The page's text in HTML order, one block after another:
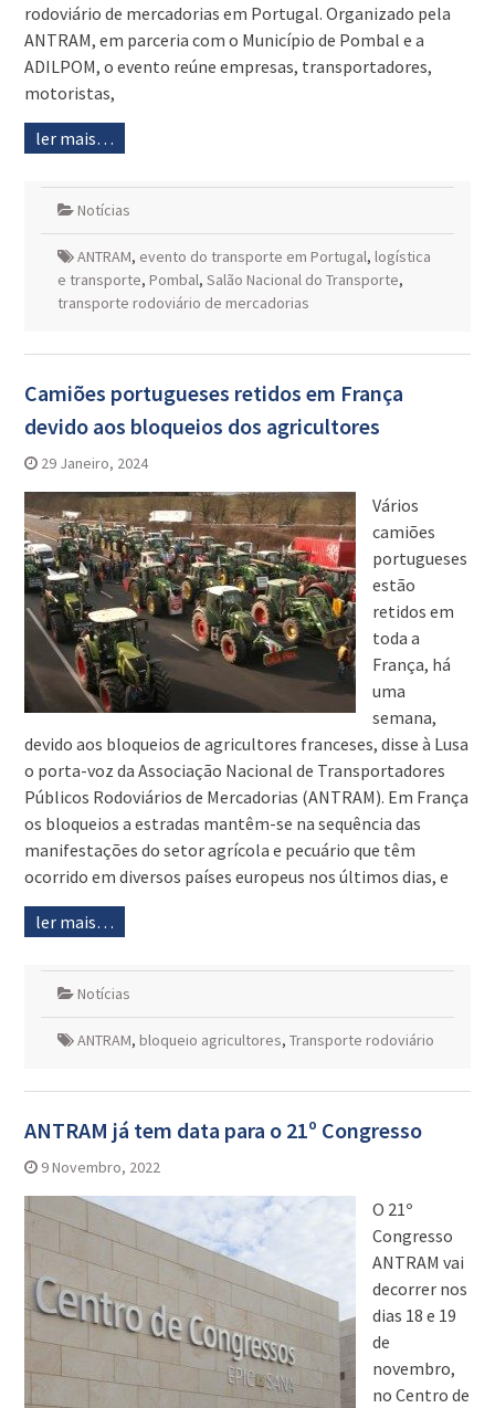
rodoviário de mercadorias em Portugal. Organizado pela
ANTRAM, em parceria com o Município de Pombal e a
ADILPOM, o evento reúne empresas, transportadores,
motoristas,
ler mais…
Notícias
ANTRAM, evento do transporte em Portugal, logística
e transporte, Pombal, Salão Nacional do Transporte,
transporte rodoviário de mercadorias
Camiões portugueses retidos em França
devido aos bloqueios dos agricultores
29 Janeiro, 2024
Vários
camiões
portugueses
estão
retidos em
toda a
França, há
uma
semana,
devido aos bloqueios de agricultores franceses, disse à Lusa
o porta-voz da Associação Nacional de Transportadores
Públicos Rodoviários de Mercadorias (ANTRAM). Em França
os bloqueios a estradas mantêm-se na sequência das
manifestações do setor agrícola e pecuário que têm
ocorrido em diversos países europeus nos últimos dias, e
ler mais…
Notícias
ANTRAM, bloqueio agricultores, Transporte rodoviário
ANTRAM já tem data para o 21º Congresso
9 Novembro, 2022
O 21º
Congresso
ANTRAM vai
decorrer nos
dias 18 e 19
de
novembro,
no Centro de